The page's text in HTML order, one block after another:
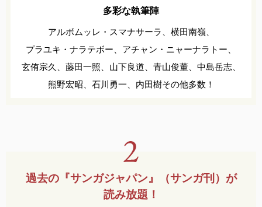
多彩な執筆陣
アルボムッレ・スマナサーラ、 横田南嶺、
プラユキ・ナラテボー、 アチャン・ニャーナラトー、
玄侑宗久、 藤田一照、 山下良道、 青山俊董、 中島岳志、
熊野宏昭、 石川勇一、 内田樹その他多数！
過去の『サンガジャパン』
（サンガ刊）が
読み放題！